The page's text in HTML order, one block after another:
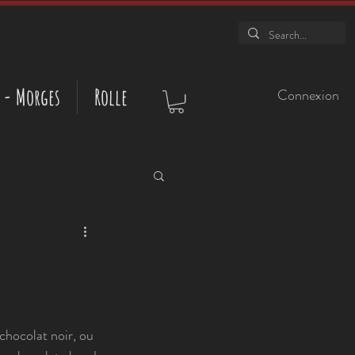
Morges Rolle Connexion
noir, ou